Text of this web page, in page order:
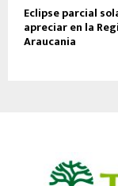
Eclipse parcial
apreciar en la
Araucania